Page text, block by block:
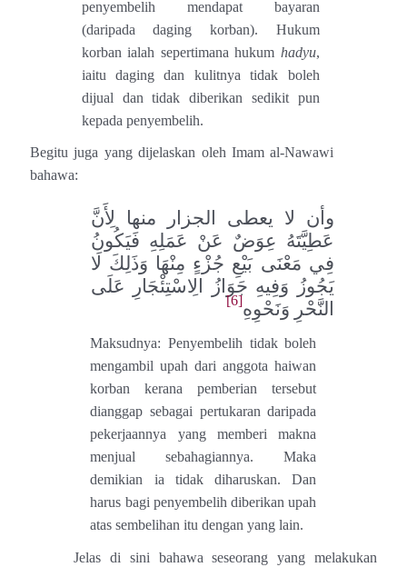
penyembelih mendapat bayaran
(daripada daging korban). Hukum
korban ialah sepertimana hukum hadyu,
iaitu daging dan kulitnya tidak boleh
dijual dan tidak diberikan sedikit pun
kepada penyembelih.
Begitu juga yang dijelaskan oleh Imam al-Nawawi
bahawa:
وأن لا يعطى الجزار منها لِأَنَّ
عَطِيَّتَهُ عِوَضٌ عَنْ عَمَلِهِ فَيَكُونُ
فِي مَعْنَى بَيْعِ جُزْءٍ مِنْهَا وَذَلِكَ لَا
يَجُوزُ وَفِيهِ جَوَازُ الِاسْتِئْجَارِ عَلَى
النَّحْرِ وَنَحْوِهِ[6]
Maksudnya: Penyembelih tidak boleh
mengambil upah dari anggota haiwan
korban kerana pemberian tersebut
dianggap sebagai pertukaran daripada
pekerjaannya yang memberi makna
menjual sebahagiannya. Maka
demikian ia tidak diharuskan. Dan
harus bagi penyembelih diberikan upah
atas sembelihan itu dengan yang lain.
Jelas di sini bahawa seseorang yang melakukan